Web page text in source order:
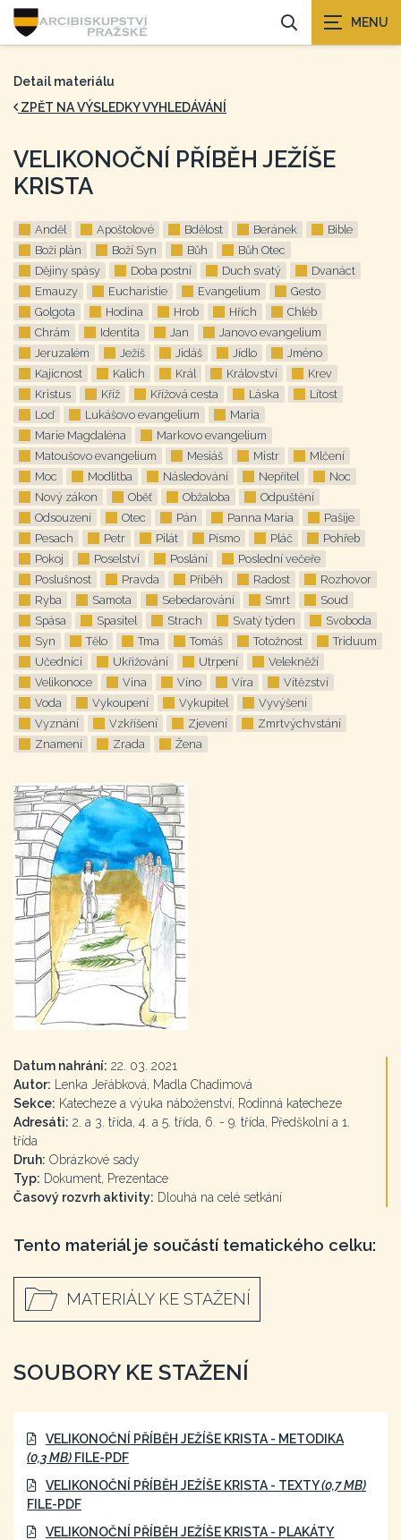
Detail materiálu
ZPĚT NA VÝSLEDKY VYHLEDÁVÁNÍ
VELIKONOČNÍ PŘÍBĚH JEŽÍŠE
KRISTA
Anděl Apoštolové Bdělost Beránek
Bible
Boží plán
Boží Syn Bůh
Bůh Otec
Dějiny spásy
Doba postní Duch svatý
Dvanáct
Emauzy
Eucharistie Evangelium
Gesto
Golgota
Hodina Hrob Hřích
Chléb
Chrám
Identita Jan
Janovo evangelium
Jeruzalém
Ježíš Jidáš Jídlo
Jméno
Kajícnost
Kalich Král Království
Krev
Kristus
Kříž Křížová cesta Láska
Lítost
Loď
Lukášovo evangelium
Maria
Marie Magdaléna
Markovo evangelium
Matoušovo evangelium
Mesiáš Mistr
Mlčení
Moc
Modlitba Následování Nepřítel
Noc
Nový zákon
Oběť Obžaloba
Odpuštění
Odsouzení
Otec Pán Panna Maria
Pašije
Pesach
Petr Pilát Písmo Pláč
Pohřeb
Pokoj
Poselství Poslání
Poslední večeře
Poslušnost
Pravda Příběh Radost
Rozhovor
Ryba
Samota Sebedarování Smrt
Soud
Spása
Spasitel Strach Svatý týden
Svoboda
Syn
Tělo Tma Tomáš Totožnost
Triduum
Učedníci
Ukřižování Utrpení
Velekněží
Velikonoce
Vina Víno Víra
Vítězství
Voda
Vykoupení Vykupitel
Vyvýšení
Vyznání
Vzkříšení Zjevení
Zmrtvýchvstání
Znamení
Zrada Žena
Datum nahrání: 22. 03. 2021
Autor: Lenka Jeřábková, Madla Chadimová
Sekce: Katecheze a výuka náboženství, Rodinná katecheze
Adresáti: 2. a 3. třída, 4. a 5. třída, 6. - 9. třída, Předškolní a 1.
třída
Druh: Obrázkové sady
Typ: Dokument, Prezentace
Časový rozvrh aktivity: Dlouhá na celé setkání
Tento materiál je součástí tematického celku:
MATERIÁLY KE STAŽENÍ
SOUBORY KE STAŽENÍ
VELIKONOČNÍ PŘÍBĚH JEŽÍŠE KRISTA - METODIKA
(0,3 MB) FILE-PDF
VELIKONOČNÍ PŘÍBĚH JEŽÍŠE KRISTA - TEXTY(0,7 MB)
FILE-PDF
VELIKONOČNÍ PŘÍBĚH JEŽÍŠE KRISTA - PLAKÁTY